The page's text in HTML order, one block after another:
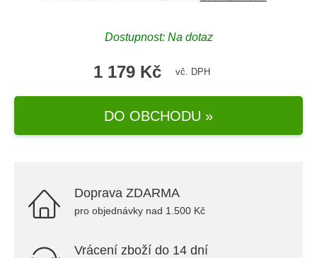
Dostupnost: Na dotaz
1 179 Kč vč. DPH
DO OBCHODU »
Doprava ZDARMA
pro objednávky nad 1.500 Kč
Vrácení zboží do 14 dní